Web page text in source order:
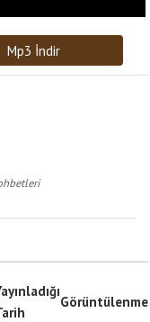
Mp3 İndir
Görüntülenme